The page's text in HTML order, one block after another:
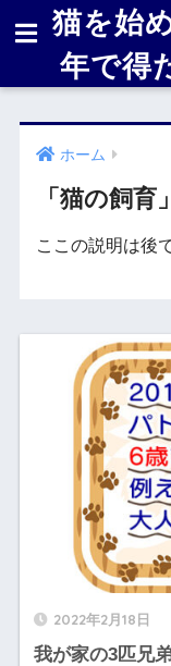
猫を始
年で得
ホーム
「猫の飼
ここの説明は後
2022年2月18日
我が家の3匹兄